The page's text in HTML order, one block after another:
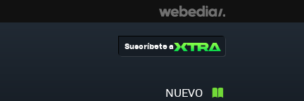
NUEVO
Suscríbete a